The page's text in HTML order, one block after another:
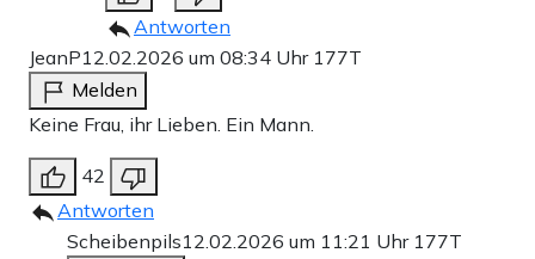
Antworten
JeanP12.02.2026 um 08:34 Uhr 177T
Melden
Keine Frau, ihr Lieben. Ein Mann.
42
Antworten
Scheibenpils12.02.2026 um 11:21 Uhr 177T